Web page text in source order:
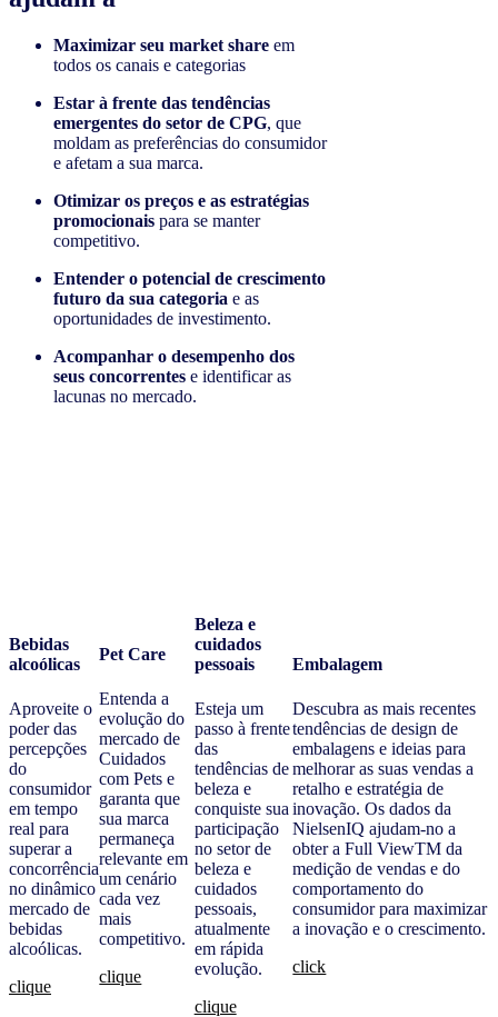
Maximizar seu market share em
todos os canais e categorias
Estar à frente das tendências
emergentes do setor de CPG, que
moldam as preferências do consumidor
e afetam a sua marca.
Otimizar os preços e as estratégias
promocionais para se manter
competitivo.
Entender o potencial de crescimento
futuro da sua categoria e as
oportunidades de investimento.
Acompanhar o desempenho dos
seus concorrentes e identificar as
lacunas no mercado.
Bebidas
alcoólicas
Aproveite o
poder das
percepções
do
consumidor
em tempo
real para
superar a
concorrência
no dinâmico
mercado de
bebidas
alcoólicas.
clique
Pet Care
Entenda a
evolução do
mercado de
Cuidados
com Pets e
garanta que
sua marca
permaneça
relevante em
um cenário
cada vez
mais
competitivo.
clique
Beleza e
cuidados
pessoais
Esteja um
passo à frente
das
tendências de
beleza e
conquiste sua
participação
no setor de
beleza e
cuidados
pessoais,
atualmente
em rápida
evolução.
clique
Embalagem
Descubra as mais recentes
tendências de design de
embalagens e ideias para
melhorar as suas vendas a
retalho e estratégia de
inovação. Os dados da
NielsenIQ ajudam-no a
obter a Full ViewTM da
medição de vendas e do
comportamento do
consumidor para maximizar
a inovação e o crescimento.
click